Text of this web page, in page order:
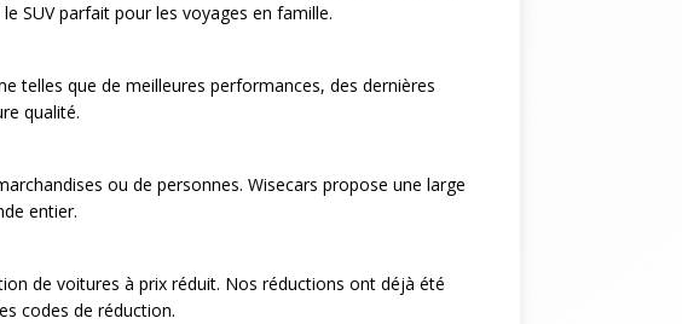
SUV parfait pour les voyages en famille.
telles que de meilleures performances, des dernières
qualité.
ou de personnes. Wisecars propose une large
entier.
de voitures à prix réduit. Nos réductions ont déjà été
codes de réduction.